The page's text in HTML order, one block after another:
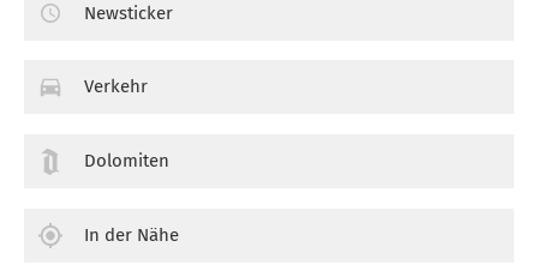
Newsticker
Verkehr
Dolomiten
In der Nähe